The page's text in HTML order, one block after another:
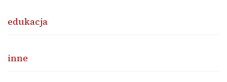
edukacja
inne